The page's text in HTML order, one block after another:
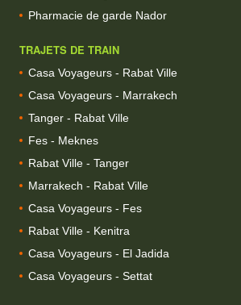
Pharmacie de garde Nador
TRAJETS DE TRAIN
Casa Voyageurs - Rabat Ville
Casa Voyageurs - Marrakech
Tanger - Rabat Ville
Fes - Meknes
Rabat Ville - Tanger
Marrakech - Rabat Ville
Casa Voyageurs - Fes
Rabat Ville - Kenitra
Casa Voyageurs - El Jadida
Casa Voyageurs - Settat